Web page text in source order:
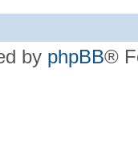
by phpBB®